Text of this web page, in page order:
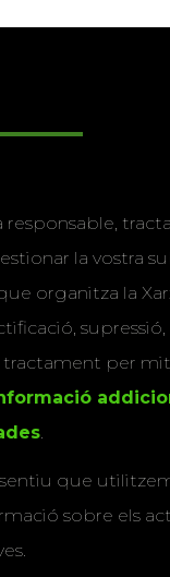
responsable,
la vostra
organitza la
supressió,
per
que
sobre els